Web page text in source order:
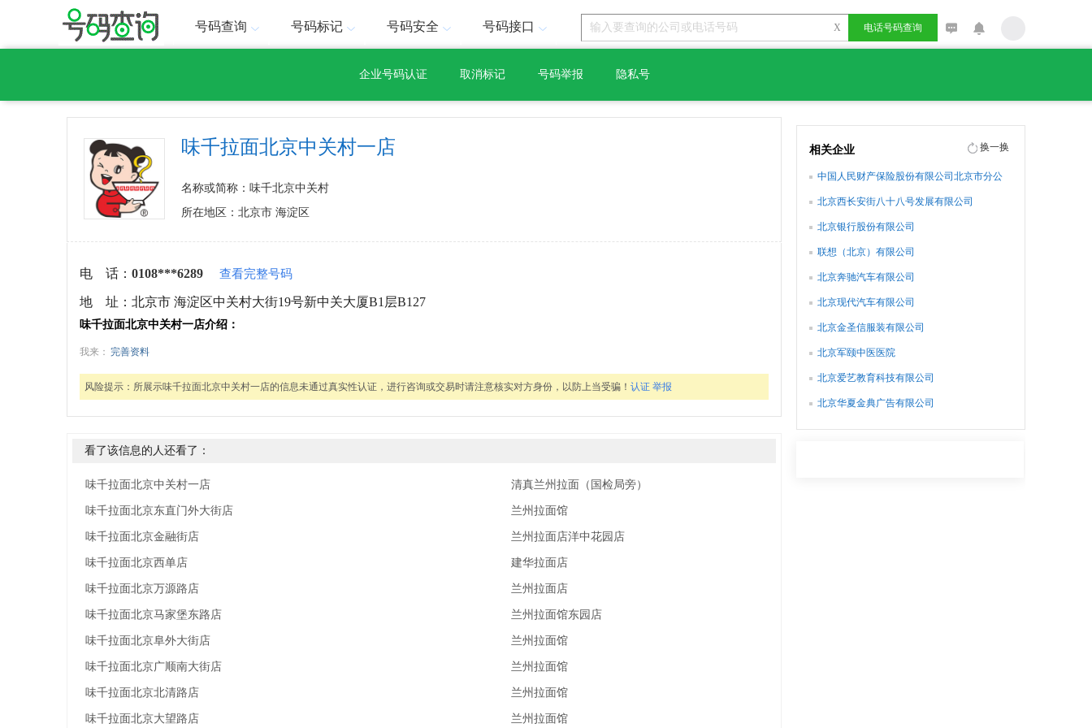
号码查询 号码标记 号码安全 号码接口 X 电话号码查询
企业号码认证 取消标记 号码举报 隐私号
味千拉面北京中关村一店
名称或简称：味千北京中关村
所在地区：北京市 海淀区
电 话： 0108***6289 查看完整号码
地 址： 北京市 海淀区中关村大街19号新中关大厦B1层B127
味千拉面北京中关村一店介绍：
我来： 完善资料
风险提示： 所展示味千拉面北京中关村一店的信息未通过真实性认证，进行咨询或交易时请注意核实对方身份，以防上当受骗！ 认证 举报
看了该信息的人还看了：
味千拉面北京中关村一店
味千拉面北京东直门外大街店
味千拉面北京金融街店
味千拉面北京西单店
味千拉面北京万源路店
味千拉面北京马家堡东路店
味千拉面北京阜外大街店
味千拉面北京广顺南大街店
味千拉面北京北清路店
味千拉面北京大望路店
清真兰州拉面（国检局旁）
兰州拉面馆
兰州拉面店洋中花园店
建华拉面店
兰州拉面店
兰州拉面馆东园店
兰州拉面馆
兰州拉面馆
兰州拉面馆
兰州拉面馆
相关企业 换一换
中国人民财产保险股份有限公司北京市分公
北京西长安街八十八号发展有限公司
北京银行股份有限公司
联想（北京）有限公司
北京奔驰汽车有限公司
北京现代汽车有限公司
北京金圣信服装有限公司
北京军颐中医医院
北京爱艺教育科技有限公司
北京华夏金典广告有限公司